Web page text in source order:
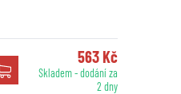
563 Kč
Skladem - dodání za
2 dny